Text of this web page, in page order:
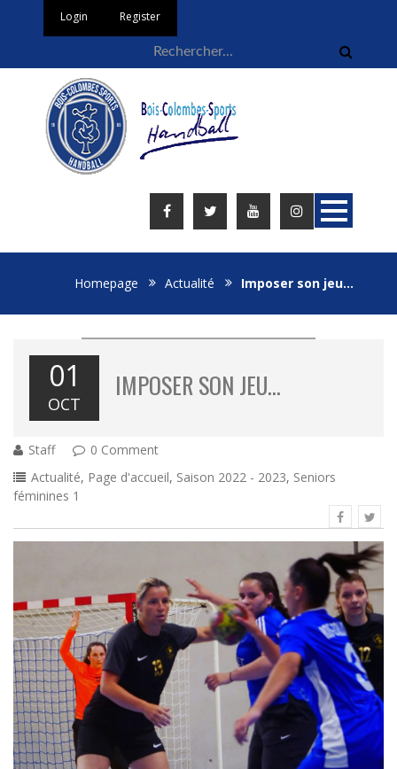
Login Register
Homepage Actualité Imposer son jeu…
01
OCT
IMPOSER SON JEU…
Staff
0 Comment
Actualité, Page d'accueil, Saison 2022 - 2023, Seniors
féminines 1